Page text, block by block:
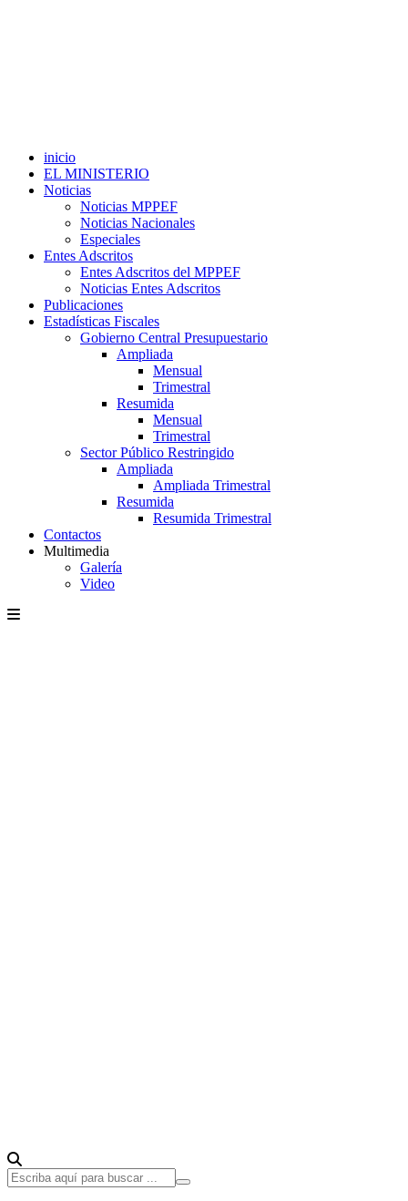
inicio
EL MINISTERIO
Noticias
Noticias MPPEF
Noticias Nacionales
Especiales
Entes Adscritos
Entes Adscritos del MPPEF
Noticias Entes Adscritos
Publicaciones
Estadísticas Fiscales
Gobierno Central Presupuestario
Ampliada
Mensual
Trimestral
Resumida
Mensual
Trimestral
Sector Público Restringido
Ampliada
Ampliada Trimestral
Resumida
Resumida Trimestral
Contactos
Multimedia
Galería
Video